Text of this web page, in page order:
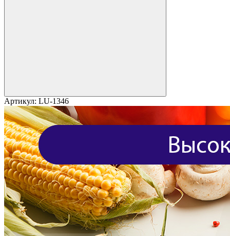
Артикул: LU-1346